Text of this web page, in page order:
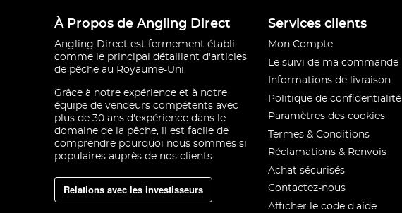
À Propos de Angling Direct
Angling Direct est fermement établi
comme le principal détaillant d'articles
de pêche au Royaume-Uni.
Grâce à notre expérience et à notre
équipe de vendeurs compétents avec
plus de 30 ans d'expérience dans le
domaine de la pêche, il est facile de
comprendre pourquoi nous sommes si
populaires auprès de nos clients.
Relations avec les investisseurs
Services clients
Mon Compte
Le suivi de ma commande
Informations de livraison
Politique de confidentialité
Paramètres des cookies
Termes & Conditions
Réclamations & Renvois
Achat sécurisés
Contactez-nous
Afficher le code d'aide